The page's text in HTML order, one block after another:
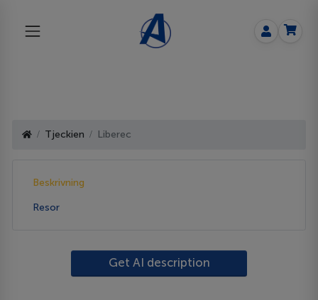
Tjeckien Liberec
Beskrivning
Resor
Get AI description